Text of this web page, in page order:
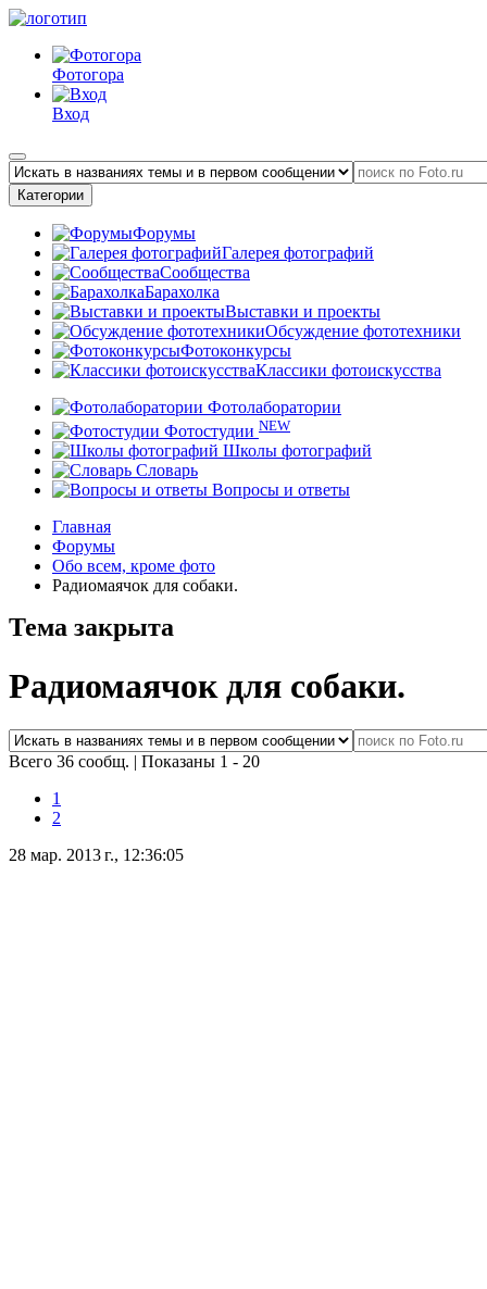
Фотогора
Вход
Категории
Форумы
Галерея фотографий
Сообщества
Барахолка
Выставки и проекты
Обсуждение фототехники
Фотоконкурсы
Классики фотоискусства
Фотолаборатории
Фотостудии NEW
Школы фотографий
Словарь
Вопросы и ответы
Главная
Форумы
Обо всем, кроме фото
Радиомаячок для собаки.
Тема закрыта
Радиомаячок для собаки.
Всего 36 сообщ. | Показаны 1 - 20
1
2
28 мар. 2013 г., 12:36:05